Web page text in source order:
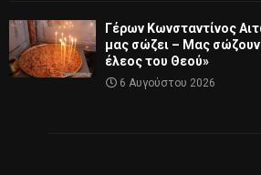
Γέρων Κωνσταντίνος
μας σώζει – Μας
έλεος του Θεού»
6 Αυγούστου 2026